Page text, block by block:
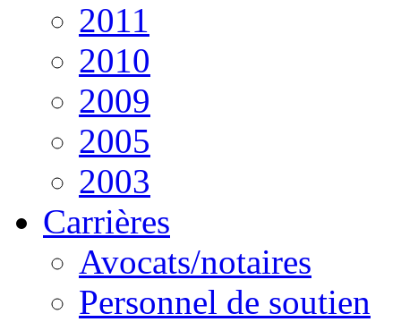
2011
2010
2009
2005
2003
Carrières
Avocats/notaires
Personnel de soutien